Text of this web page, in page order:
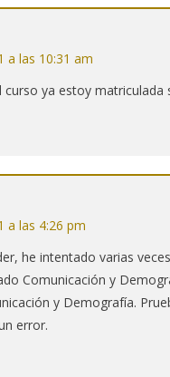
a las 10:31 am
ya estoy matriculada
a las 4:26 pm
he intentado varias
Comunicación y
y Demografía.
error.